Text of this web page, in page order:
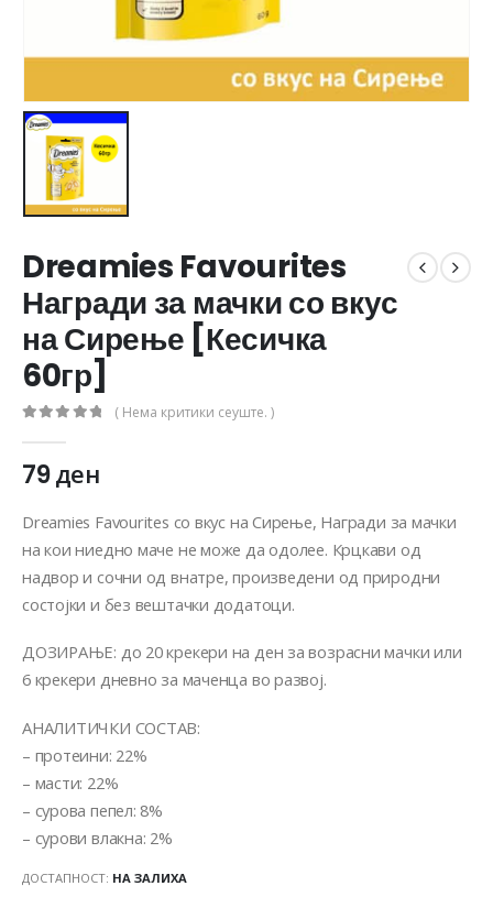
Dreamies Favourites
Награди за мачки со вкус
на Сирење [Кесичка
60гр]
( Нема критики сеуште. )
79ден
Dreamies Favourites со вкус на Сирење, Награди за мачки
на кои ниедно маче не може да одолее. Крцкави од
надвор и сочни од внатре, произведени од природни
состојки и без вештачки додатоци.
ДОЗИРАЊЕ: до 20 крекери на ден за возрасни мачки или
6 крекери дневно за маченца во развој.
АНАЛИТИЧКИ СОСТАВ:
– протеини: 22%
– масти: 22%
– сурова пепел: 8%
– сурови влакна: 2%
ДОСТАПНОСТ: НА ЗАЛИХА